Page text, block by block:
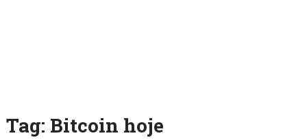
Tag: Bitcoin hoje